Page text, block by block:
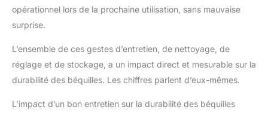
Ainsi, les enfants peuvent facilement poser ou retirer leurs
vélos eux-mêmes. 【Râtelier à vélo parfait pour économiser de
Ainsi, votre pièce reste bien rangée et vos vélos sont en
opérationnel lors de la prochaine utilisation, sans mauvaise
surprise.
L’ensemble de ces gestes d’entretien, de nettoyage, de
réglage et de stockage, a un impact direct et mesurable sur la
durabilité des béquilles. Les chiffres parlent d’eux-mêmes.
L’impact d’un bon entretien sur la durabilité des béquilles